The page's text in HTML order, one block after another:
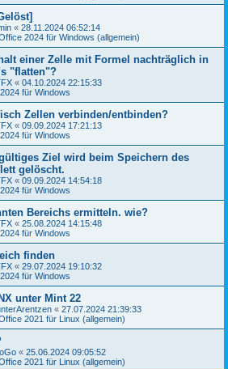
« 28.11.2024 06:52:14
2024 für Windows (allgemein)
einer Zelle mit Formel nachträglich in
"flatten"?
« 04.10.2024 22:15:33
für Windows
Zellen verbinden/entbinden?
« 09.09.2024 17:21:13
für Windows
Ziel wird beim Speichern des
gelöscht.
« 09.09.2024 14:54:18
für Windows
Bereichs ermitteln. wie?
« 25.08.2024 14:15:48
für Windows
finden
« 29.07.2024 19:10:32
für Windows
unter Mint 22
« 27.07.2024 21:39:33
2021 für Linux (allgemein)
« 25.06.2024 09:05:52
2021 für Linux (allgemein)